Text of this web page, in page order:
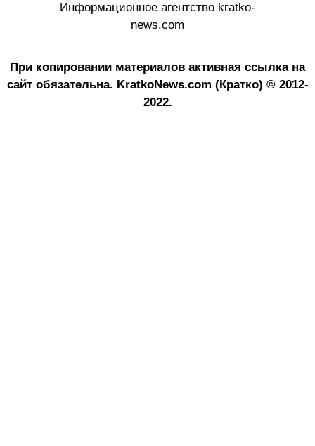
Информационное агентство kratko-
news.com
При копировании материалов активная ссылка на
сайт обязательна. KratkoNews.com (Кратко) © 2012-
2022.